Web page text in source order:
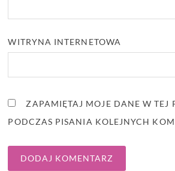
WITRYNA INTERNETOWA
ZAPAMIĘTAJ MOJE DANE W TEJ
PODCZAS PISANIA KOLEJNYCH